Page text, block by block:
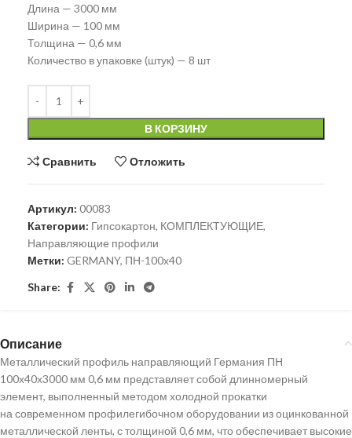
Длина — 3000 мм
Ширина — 100 мм
Толщина — 0,6 мм
Количество в упаковке (штук) — 8 шт
В КОРЗИНУ
Сравнить Отложить
Артикул: 00083
Категории: Гипсокартон, КОМПЛЕКТУЮЩИЕ,
Направляющие профили
Метки: GERMANY, ПН-100х40
Share:
Описание
Металлический профиль направляющий Германия ПН
100х40х3000 мм 0,6 мм представляет собой длинномерный
элемент, выполненный методом холодной прокатки
на современном профилегибочном оборудовании из оцинкованной
металлической ленты, с толщиной 0,6 мм, что обеспечивает высокие